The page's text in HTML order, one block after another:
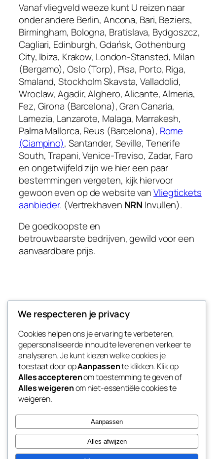
Vanaf vliegveld weeze kunt U reizen naar
onder andere Berlin, Ancona, Bari, Beziers,
Birmingham, Bologna, Bratislava, Bydgoszcz,
Cagliari, Edinburgh, Gdańsk, Gothenburg
City, Ibiza, Krakow, London-Stansted, Milan
(Bergamo), Oslo (Torp), Pisa, Porto, Riga,
Smaland, Stockholm Skavsta, Valladolid,
Wroclaw, Agadir, Alghero, Alicante, Almeria,
Fez, Girona (Barcelona), Gran Canaria,
Lamezia, Lanzarote, Malaga, Marrakesh,
Palma Mallorca, Reus (Barcelona), Rome
(Ciampino), Santander, Seville, Tenerife
South, Trapani, Venice-Treviso, Zadar, Faro
en ongetwijfeld zijn we hier een paar
bestemmingen vergeten, kijk hiervoor
gewoon even op de website vanVliegtickets
aanbieder. (Vertrekhaven NRN Invullen).
De goedkoopste en
betrouwbaarste bedrijven, gewild voor een
aanvaardbare prijs.
Taxi naar Weeze
Goedkope vliegveld transfer naar Vliegveld
Weeze
Blog
Over
FAQ's
Auteurs
Evenementen
Patronen
Thema’s
We respecteren je privacy
Cookies helpen ons je ervaring te verbeteren,
gepersonaliseerde inhoud te leveren en verkeer te
analyseren. Je kunt kiezen welke cookies je
toestaat door opAanpassente klikken. Klik op
Alles accepterenom toestemming te geven of
Alles weigerenom niet-essentiële cookies te
weigeren.
Aanpassen
Alles afwijzen